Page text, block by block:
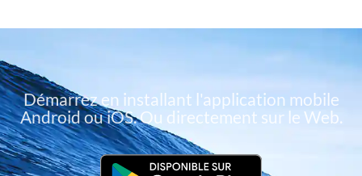
Démarrez en installant l'application mobile
Android ou iOS. Ou directement sur le Web.